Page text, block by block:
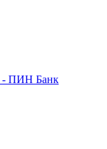
Банк